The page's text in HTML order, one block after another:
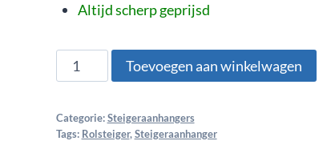
Altijd scherp geprijsd
Toevoegen aan winkelwagen
Categorie: Steigeraanhangers
Tags: Rolsteiger, Steigeraanhanger